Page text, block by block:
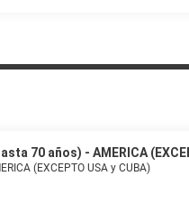
70 años) - AMERICA
(EXCEPTO USA y CUBA)